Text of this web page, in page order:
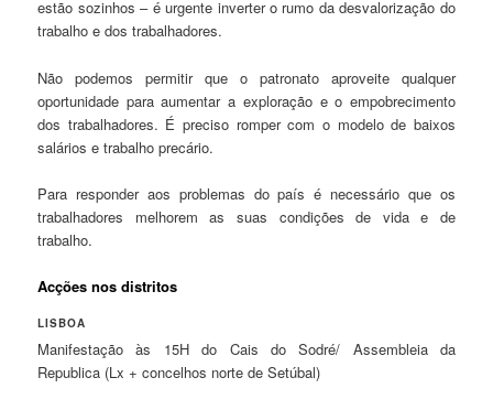
estão sozinhos – é urgente inverter o rumo da desvalorização do
trabalho e dos trabalhadores.
Não podemos permitir que o patronato aproveite qualquer
oportunidade para aumentar a exploração e o empobrecimento
dos trabalhadores. É preciso romper com o modelo de baixos
salários e trabalho precário.
Para responder aos problemas do país é necessário que os
trabalhadores melhorem as suas condições de vida e de
trabalho.
Acções nos distritos
LISBOA
Manifestação às 15H do Cais do Sodré/ Assembleia da
Republica (Lx + concelhos norte de Setúbal)